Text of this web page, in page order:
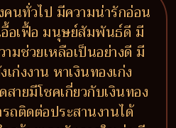
นทั่วไป มีความน่ารักอ่อน
อื้อเฟื้อ มนุษย์สัมพันธ์ดี มี
มช่วยเหลือเป็นอย่างดี มี
ก่งงาน หาเงินทองเก่ง
สายมีโชคเกี่ยวกับเงินทอง
ถติดต่อประสานงานได้